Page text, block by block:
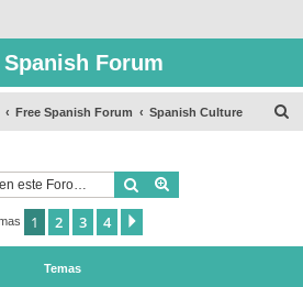
Spanish Forum
Free Spanish Forum Spanish Culture
Buscar
1 2 3 4
Temas